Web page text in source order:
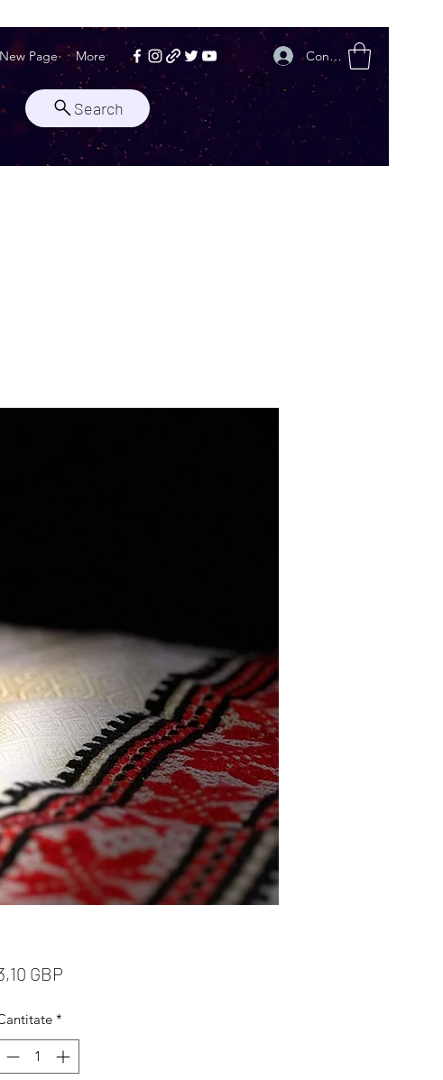
New Page More Conectează-te
Search
GBPPreț
*